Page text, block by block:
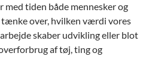
tiden både mennesker og
over, hvilken værdi vores
skaber udvikling eller blot
af tøj, ting og